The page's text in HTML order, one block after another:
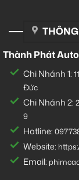
Thành Phát
Chi Nhánh 1:
Đức
Chi Nhánh 2:
9
Hotline:
Website:
Email: